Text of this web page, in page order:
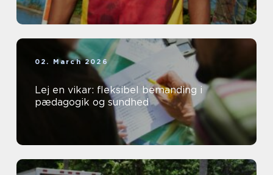
02. March 2026
Lej en vikar: fleksibel bemanding i
pædagogik og sundhed